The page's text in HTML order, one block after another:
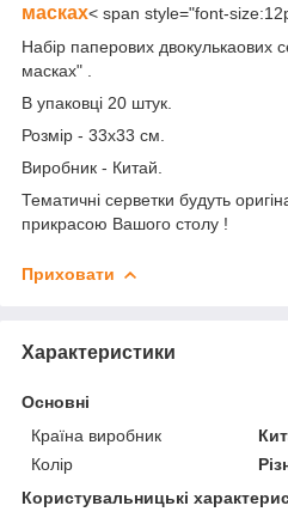
масках< span style="font-
Набір паперових двокулькаових
масках" .
В упаковці 20 штук.
Розмір - 33х33 см.
Виробник - Китай.
Тематичні серветки будуть
прикрасою Вашого столу !
Приховати
Характеристики
Основні
Країна виробник
Колір
Користувальницькі